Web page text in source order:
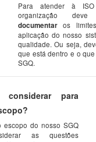
Para atender à
organização
documentaros
aplicação do nosso
qualidade. Ou seja,
que está dentro e o
SGQ.
para
do nosso SGQ
as questões